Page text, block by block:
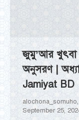
জুমু’আর খুৎবা
অনুসরণ |
Jamiyat BD
alochona_somuho,
September 25,